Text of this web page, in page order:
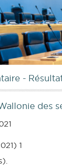
-
des
1